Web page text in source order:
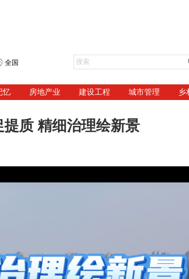
全国
忆 房地产业 建设工程 城市管理 乡
质 精细治理绘新景